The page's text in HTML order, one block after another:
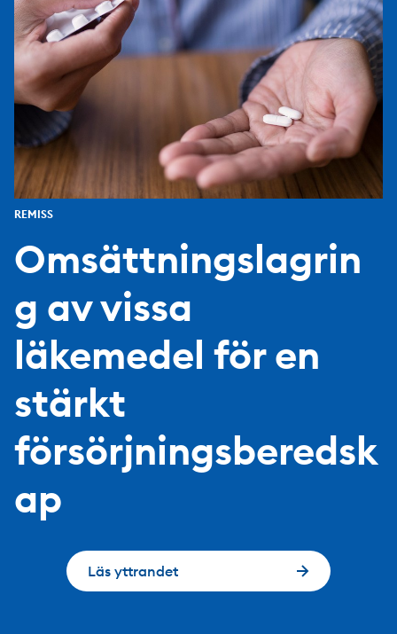
REMISS
Omsättningslagrin
g av vissa
läkemedel för en
stärkt
försörjningsberedsk
ap
Läs yttrandet